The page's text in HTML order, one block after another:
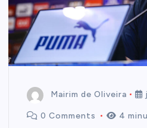
Mairim de Oliveira
0 Comments 4